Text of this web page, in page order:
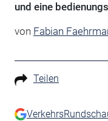
und eine
von Fabian
Teilen